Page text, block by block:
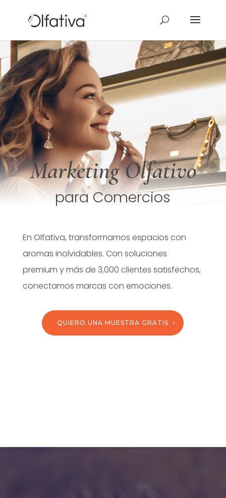
Marketing Olfativo
para Comercios
En Olfativa, transformamos espacios con
aromas inolvidables. Con soluciones
premium y más de 3,000 clientes satisfechos,
conectamos marcas con emociones.
QUIERO UNA MUESTRA GRATIS